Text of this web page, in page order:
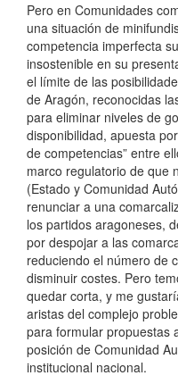
Pero en Comunidades
una situación de
competencia imperfecta
insostenible en su
el límite de las
de Aragón, reconocidas
para eliminar niveles de
disponibilidad, apuesta
de competencias” entre
marco regulatorio de que
(Estado y Comunidad
renunciar a una
los partidos aragoneses,
por despojar a las
reduciendo el número de
disminuir costes. Pero
quedar corta, y me
aristas del complejo
para formular propuestas
posición de Comunidad
institucional nacional.